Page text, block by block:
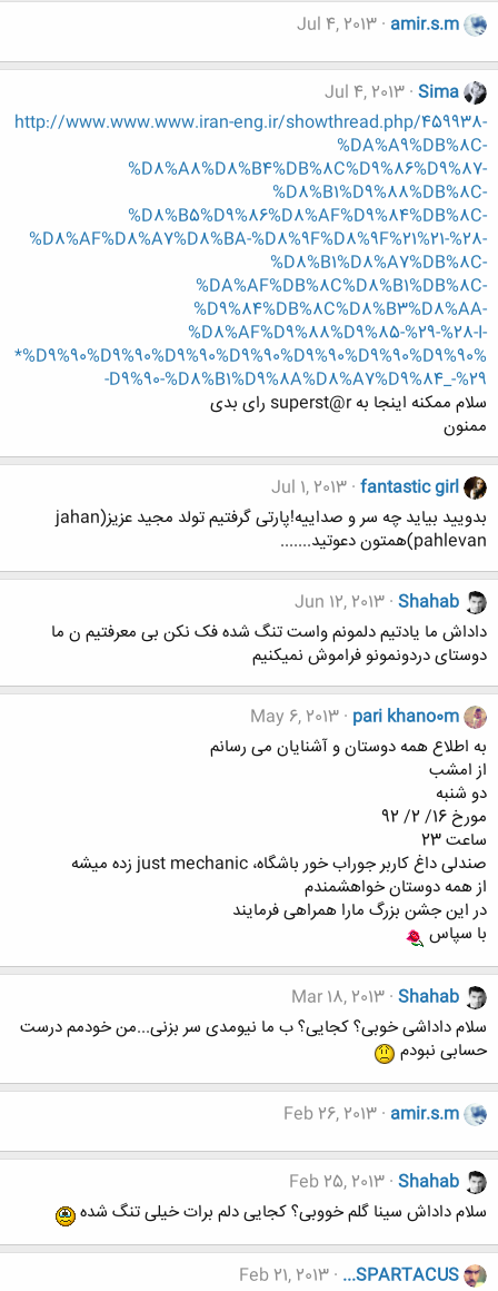
amir.s.m
Jul 4, 2013
Sima
Jul 4, 2013
http://www.www.www.iran-eng.ir/showthread.php/459938-
%DA%A9%DB%8C-
%D8%A8%D8%B4%DB%8C%D9%86%D9%87-
%D8%B1%D9%88%DB%8C-
%D8%B5%D9%86%D8%AF%D9%84%DB%8C-
%D8%AF%D8%A7%D8%BA-%D8%9F%D8%9F%21%21-%28-
%D8%B1%D8%A7%DB%8C-
%DA%AF%DB%8C%D8%B1%DB%8C-
%D9%84%DB%8C%D8%B3%D8%AA-
%D8%AF%D9%88%D9%85-%29-%28-I-
*%D9%90%D9%90%D9%90%D9%90%D9%90%D9%90%D9%90%
D9%90-%D8%B1%D9%8A%D8%A7%D9%84_-%29-
سلام ممکنه اینجا به superst@r رای بدی
ممنون
fantastic girl
Jul 1, 2013
بدویید بیاید چه سر و صداییه!پارتی گرفتیم تولد مجید عزیز(jahan
pahlevan)همتون دعوتید.......
Shahab
Jun 12, 2013
داداش ما یادتیم دلمونم واست تنگ شده فک نکن بی معرفتیم ن ما
دوستای دردونمونو فراموش نمیکنیم
pari khano0m
May 6, 2013
به اطلاع همه دوستان و آشنایان می رسانم
از امشب
دو شنبه
مورخ 16/ 2/ 92
ساعت 23
صندلی داغ کاربر جوراب خور باشگاه، just mechanic زده میشه
از همه دوستان خواهشمندم
در این جشن بزرگ مارا همراهی فرمایند
با سپاس
Shahab
Mar 18, 2013
سلام داداشی خوبی؟ کجایی؟ ب ما نیومدی سر بزنی...من خودمم درست
حسابی نبودم
amir.s.m
Feb 26, 2013
Shahab
Feb 25, 2013
سلام داداش سینا گلم خووبی؟ کجایی دلم برات خیلی تنگ شده
...SPARTACUS
Feb 21, 2013